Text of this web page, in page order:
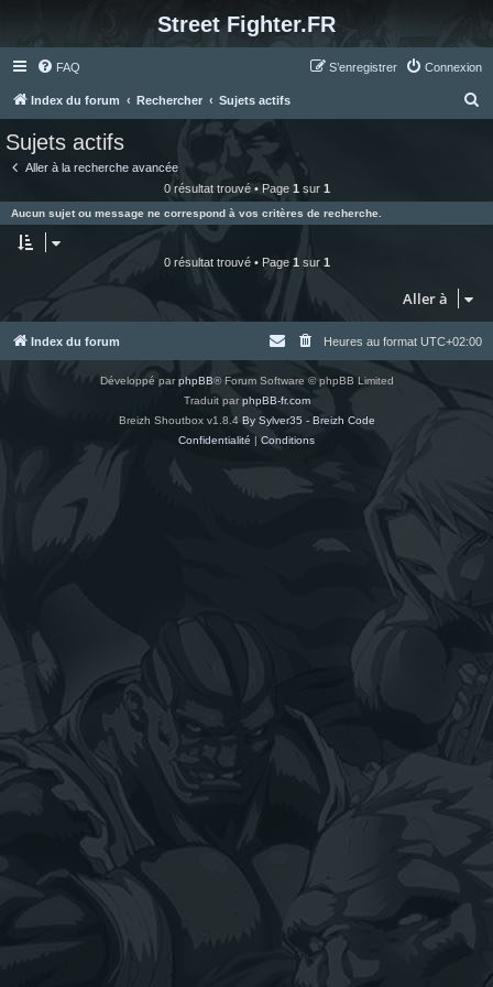
Street Fighter.FR
FAQ Connexion
S’enregistrer
Index du forum Rechercher Sujets actifs
e
r
Sujets actifs
Aller à la recherche avancée
0 résultat trouvé • Page 1 sur 1
Aucun sujet ou message ne correspond à vos critères de recherche.
0 résultat trouvé • Page 1 sur 1
Aller à
Index du forum Heures au format UTC+02:00
Développé parphpBB® Forum Software © phpBB Limited
Traduit parphpBB-fr.com
Breizh Shoutbox v1.8.4 By Sylver35 - Breizh Code
Confidentialité | Conditions